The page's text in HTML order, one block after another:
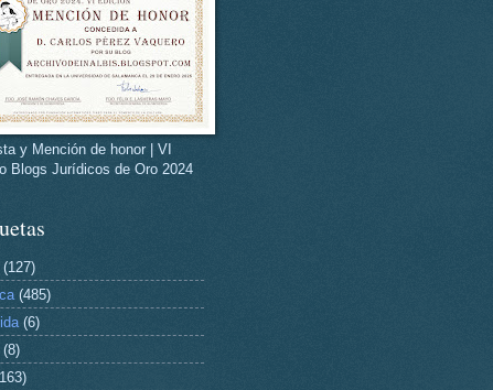
y Mención de honor | VI
Blogs Jurídicos de Oro 2024
(127)
(485)
(6)
(8)